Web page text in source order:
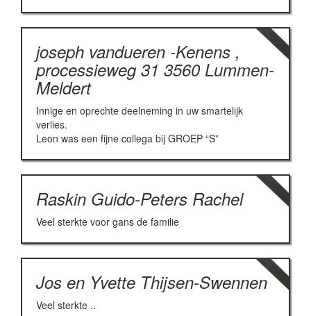
joseph vandueren -Kenens ,
processieweg 31 3560 Lummen-
Meldert
Innige en oprechte deelneming in uw smartelijk
verlies.
Leon was een fijne collega bij GROEP “S”
Raskin Guido-Peters Rachel
Veel sterkte voor gans de familie
Jos en Yvette Thijsen-Swennen
Veel sterkte ..